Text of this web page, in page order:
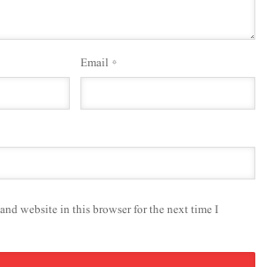
Email *
website in this browser for the next time I